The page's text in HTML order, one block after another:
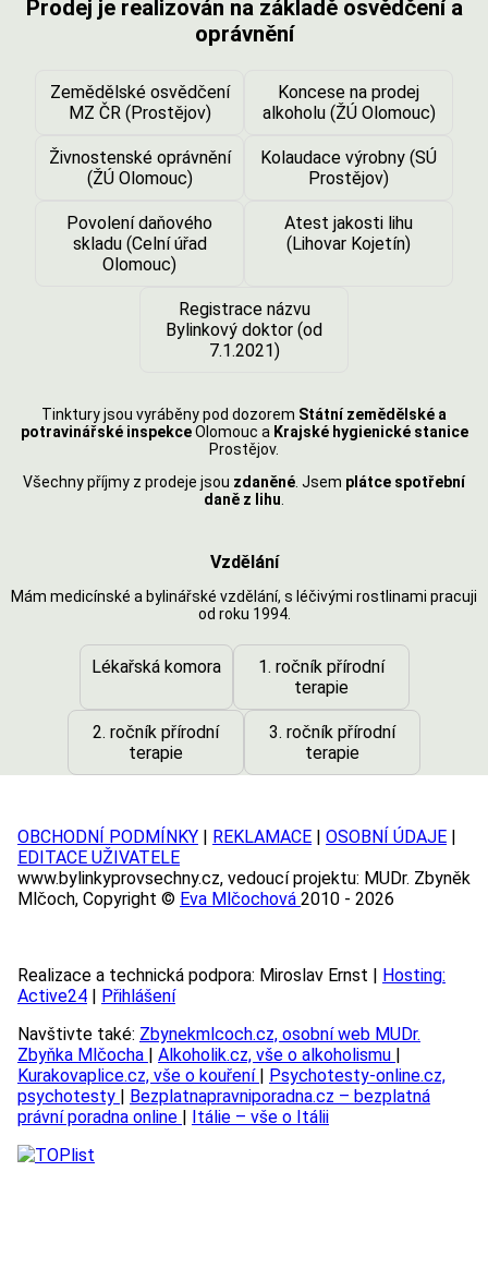
Prodej je realizován na základě osvědčení a
oprávnění
Zemědělské osvědčení
MZ ČR (Prostějov)
Koncese na prodej
alkoholu (ŽÚ Olomouc)
Živnostenské oprávnění
(ŽÚ Olomouc)
Kolaudace výrobny (SÚ
Prostějov)
Povolení daňového
skladu (Celní úřad
Olomouc)
Atest jakosti lihu
(Lihovar Kojetín)
Registrace názvu
Bylinkový doktor (od
7.1.2021)
Tinktury jsou vyráběny pod dozorem Státní zemědělské a
potravinářské inspekceOlomouc a Krajské hygienické stanice
Prostějov.
Všechny příjmy z prodeje jsou zdaněné . Jsem plátce spotřební
daně z lihu
Vzdělání
Mám medicínské a bylinářské vzdělání, s léčivými rostlinami pracuji
od roku 1994.
Lékařská komora
1. ročník přírodní
terapie
2. ročník přírodní
terapie
3. ročník přírodní
terapie
OBCHODNÍ PODMÍNKY | REKLAMACE | OSOBNÍ ÚDAJE |
EDITACE UŽIVATELE
www.bylinkyprovsechny.cz, vedoucí projektu: MUDr. Zbyněk
Mlčoch, Copyright © Eva Mlčochová 2010 - 2026
Realizace a technická podpora: Miroslav Ernst | Hosting:
Active24 | Přihlášení
Navštivte také: Zbynekmlcoch.cz, osobní web MUDr.
Zbyňka Mlčocha | Alkoholik.cz, vše o alkoholismu |
Kurakovaplice.cz, vše o kouření | Psychotesty-online.cz,
psychotesty | Bezplatnapravniporadna.cz – bezplatná
právní poradna online | Itálie – vše o Itálii